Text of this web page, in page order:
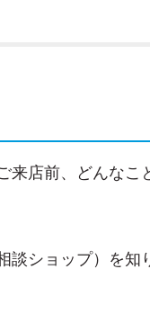
店前、どんなこ
談ショップ）を知